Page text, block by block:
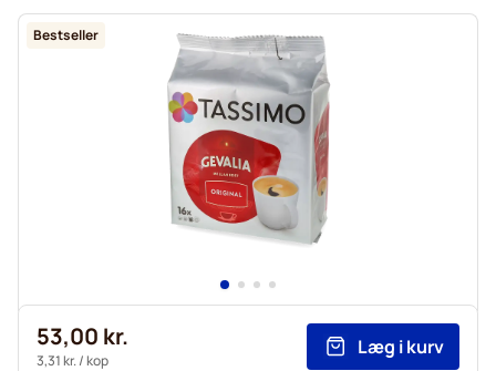
Bestseller
53,00 kr.
3,31 kr./ kop
Læg i kurv